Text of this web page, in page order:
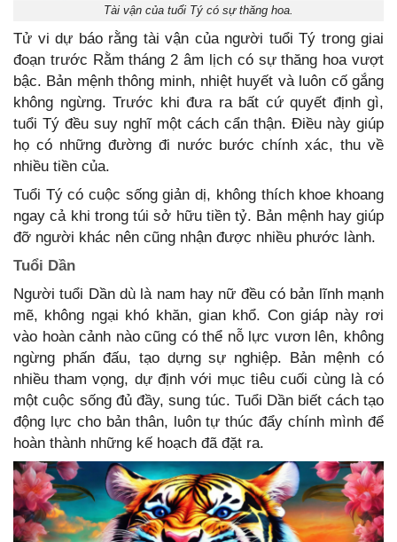
Tài vận của tuổi Tý có sự thăng hoa.
Tử vi dự báo rằng tài vận của người tuổi Tý trong giai
đoạn trước Rằm tháng 2 âm lịch có sự thăng hoa vượt
bậc. Bản mệnh thông minh, nhiệt huyết và luôn cố gắng
không ngừng. Trước khi đưa ra bất cứ quyết định gì,
tuổi Tý đều suy nghĩ một cách cẩn thận. Điều này giúp
họ có những đường đi nước bước chính xác, thu về
nhiều tiền của.
Tuổi Tý có cuộc sống giản dị, không thích khoe khoang
ngay cả khi trong túi sở hữu tiền tỷ. Bản mệnh hay giúp
đỡ người khác nên cũng nhận được nhiều phước lành.
Tuổi Dần
Người tuổi Dần dù là nam hay nữ đều có bản lĩnh mạnh
mẽ, không ngại khó khăn, gian khổ. Con giáp này rơi
vào hoàn cảnh nào cũng có thể nỗ lực vươn lên, không
ngừng phấn đấu, tạo dựng sự nghiệp. Bản mệnh có
nhiều tham vọng, dự định với mục tiêu cuối cùng là có
một cuộc sống đủ đầy, sung túc. Tuổi Dần biết cách tạo
động lực cho bản thân, luôn tự thúc đẩy chính mình để
hoàn thành những kế hoạch đã đặt ra.